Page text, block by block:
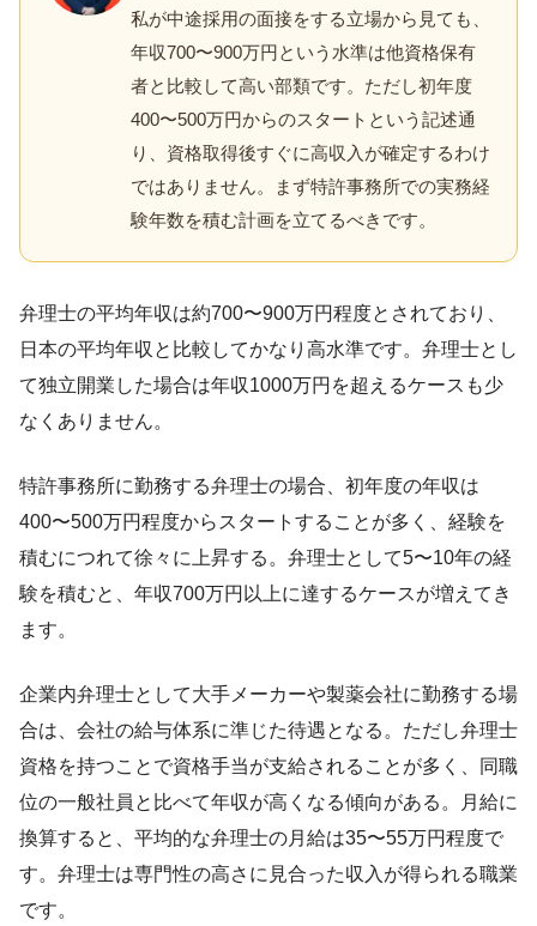
私が中途採用の面接をする立場から見ても、
年収700〜900万円という水準は他資格保有
者と比較して高い部類です。ただし初年度
400〜500万円からのスタートという記述通
り、資格取得後すぐに高収入が確定するわけ
ではありません。まず特許事務所での実務経
験年数を積む計画を立てるべきです。
弁理士の平均年収は約700〜900万円程度とされており、
日本の平均年収と比較してかなり高水準です。弁理士とし
て独立開業した場合は年収1000万円を超えるケースも少
なくありません。
特許事務所に勤務する弁理士の場合、初年度の年収は
400〜500万円程度からスタートすることが多く、経験を
積むにつれて徐々に上昇する。弁理士として5〜10年の経
験を積むと、年収700万円以上に達するケースが増えてき
ます。
企業内弁理士として大手メーカーや製薬会社に勤務する場
合は、会社の給与体系に準じた待遇となる。ただし弁理士
資格を持つことで資格手当が支給されることが多く、同職
位の一般社員と比べて年収が高くなる傾向がある。月給に
換算すると、平均的な弁理士の月給は35〜55万円程度で
す。弁理士は専門性の高さに見合った収入が得られる職業
です。